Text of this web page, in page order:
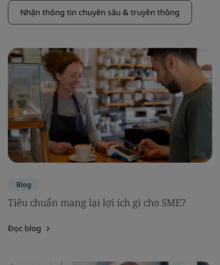
Nhận thông tin chuyên sâu & truyền thông
Blog
Tiêu chuẩn mang lại lợi ích gì cho SME?
Đọc blog